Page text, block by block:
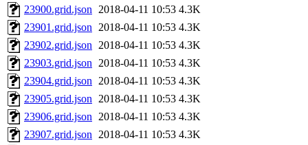
23900.grid.json 2018-04-11 10:53 4.3K
23901.grid.json 2018-04-11 10:53 4.3K
23902.grid.json 2018-04-11 10:53 4.3K
23903.grid.json 2018-04-11 10:53 4.3K
23904.grid.json 2018-04-11 10:53 4.3K
23905.grid.json 2018-04-11 10:53 4.3K
23906.grid.json 2018-04-11 10:53 4.3K
23907.grid.json 2018-04-11 10:53 4.3K